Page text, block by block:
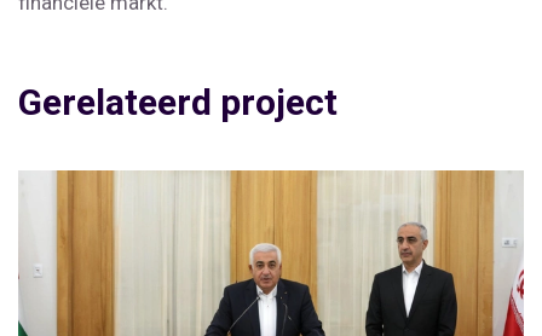
Gerelateerd project